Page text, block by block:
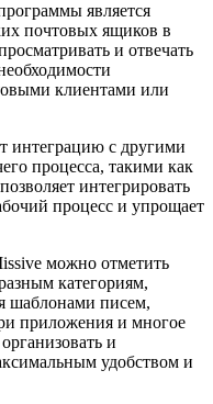
является
почтовых ящиков в
и отвечать
клиентами или
интеграцию с другими
процесса, такими как
интегрировать
процесс и упрощает
можно отметить
категориям,
шаблонами писем,
приложения и многое
и
удобством и